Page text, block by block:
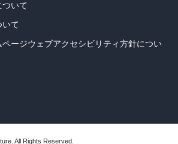
ついて
いて
ージウェブアクセシビリティ方針につい
All Rights Reserved.